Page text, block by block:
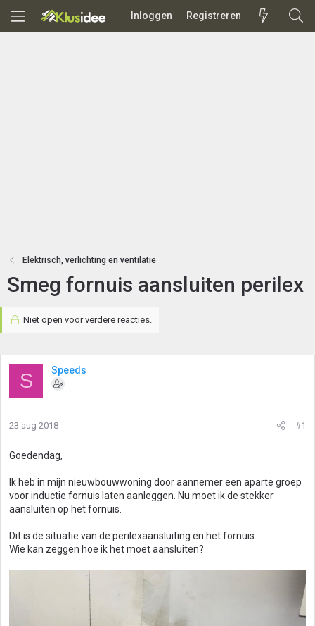
Inloggen Registreren
Elektrisch, verlichting en ventilatie
Smeg fornuis aansluiten perilex
Niet open voor verdere reacties.
S Speeds
23 aug 2018 #1
Goedendag,
Ik heb in mijn nieuwbouwwoning door aannemer een aparte groep
voor inductie fornuis laten aanleggen. Nu moet ik de stekker
aansluiten op het fornuis.
Dit is de situatie van de perilexaansluiting en het fornuis.
Wie kan zeggen hoe ik het moet aansluiten?